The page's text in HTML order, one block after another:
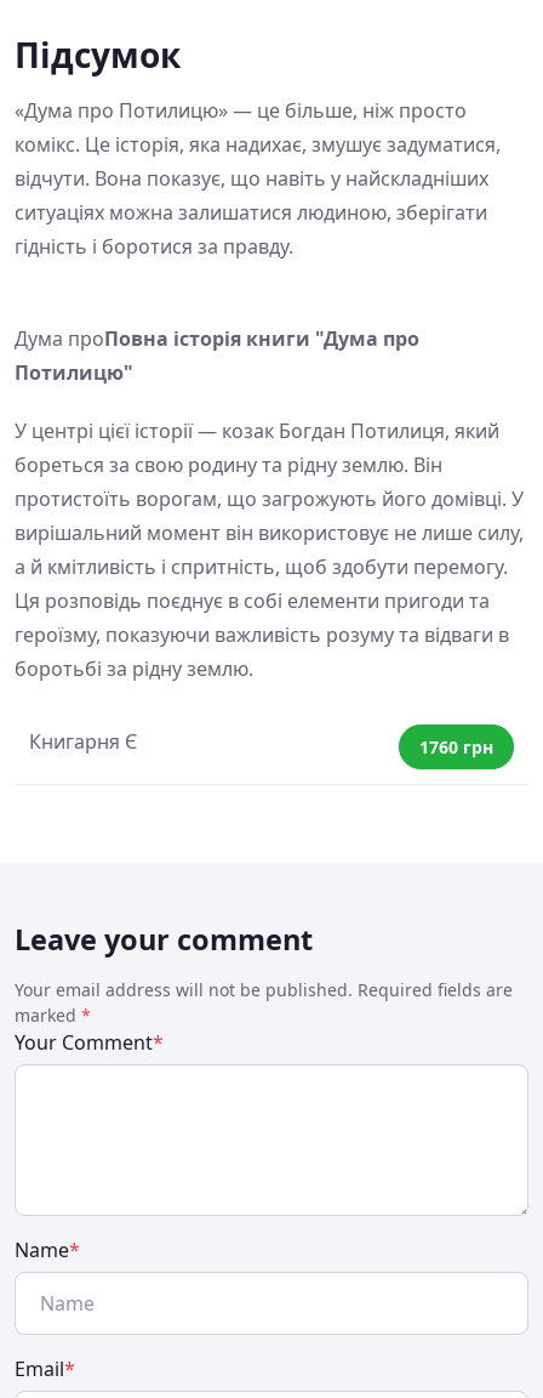
Підсумок
«Дума про Потилицю» — це більше, ніж просто
комікс. Це історія, яка надихає, змушує задуматися,
відчути. Вона показує, що навіть у найскладніших
ситуаціях можна залишатися людиною, зберігати
гідність і боротися за правду.
Дума проПовна історія книги "Дума про
Потилицю"
У центрі цієї історії — козак Богдан Потилиця, який
бореться за свою родину та рідну землю. Він
протистоїть ворогам, що загрожують його домівці. У
вирішальний момент він використовує не лише силу,
а й кмітливість і спритність, щоб здобути перемогу.
Ця розповідь поєднує в собі елементи пригоди та
героїзму, показуючи важливість розуму та відваги в
боротьбі за рідну землю.
Книгарня Є 1760 грн
Leave your comment
Your email address will not be published. Required fields are
marked *
Your Comment*
Name*
Email*